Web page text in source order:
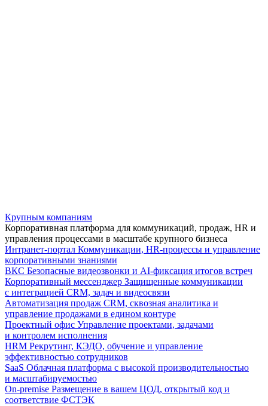
Крупным компаниям
Корпоративная платформа для коммуникаций, продаж, HR и
управления процессами в масштабе крупного бизнеса
Интранет-портал Коммуникации, HR-процессы и управление
корпоративными знаниями
ВКС Безопасные видеозвонки и AI-фиксация итогов встреч
Корпоративный мессенджер Защищенные коммуникации
с интеграцией CRM, задач и видеосвязи
Автоматизация продаж CRM, сквозная аналитика и
управление продажами в едином контуре
Проектный офис Управление проектами, задачами
и контролем исполнения
HRM Рекрутинг, КЭДО, обучение и управление
эффективностью сотрудников
SaaS Облачная платформа с высокой производительностью
и масштабируемостью
On-premise Размещение в вашем ЦОД, открытый код и
соответствие ФСТЭК